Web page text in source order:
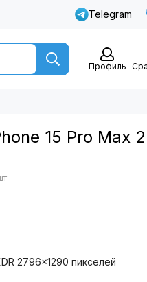
Telegram
Профиль
15 Pro Max
2796×1290 пикселей